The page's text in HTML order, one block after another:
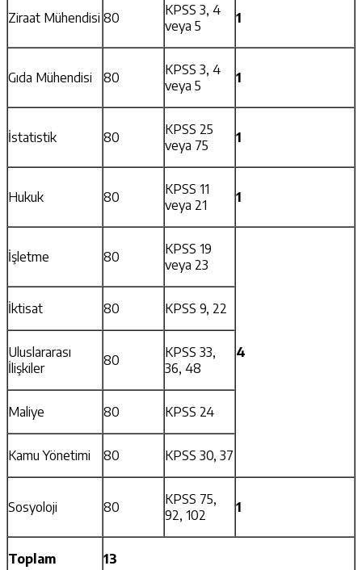
Ziraat Mühendisi 80
KPSS 3, 4
veya 5
1
Gıda Mühendisi 80
KPSS 3, 4
veya 5
1
İstatistik 80
KPSS 25
veya 75
1
Hukuk 80
KPSS 11
veya 21
1
İşletme 80
KPSS 19
veya 23
4
İktisat 80 KPSS 9, 22
Uluslararası
İlişkiler
80
KPSS 33,
36, 48
Maliye 80 KPSS 24
Kamu Yönetimi 80 KPSS 30, 37
Sosyoloji 80
KPSS 75,
92, 102
1
Toplam 13